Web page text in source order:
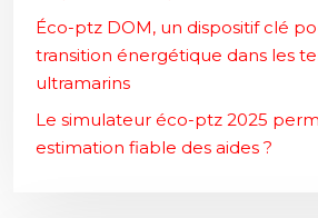
Éco-ptz DOM, un dispositif clé
transition énergétique dans les
ultramarins
Le simulateur éco-ptz 2025
estimation fiable des aides ?